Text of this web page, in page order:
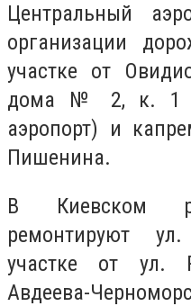
Центральный
организации
участке от
дома № 2, к. 1
аэропорт) и
Пишенина.
В Киевском
ремонтируют
участке от ул.
Авдеева-